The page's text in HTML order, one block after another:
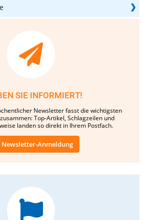
SIE INFORMIERT!
Newsletter fasst die wichtigsten
Top-Artikel, Schlagzeilen und
landen so direkt in Ihrem Postfach.
Newsletter-Anmeldung